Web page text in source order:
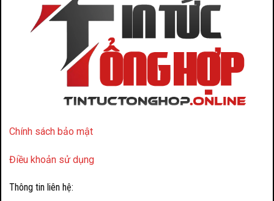
Chính sách bảo mật
Điều khoản sử dụng
Thông tin liên hệ: